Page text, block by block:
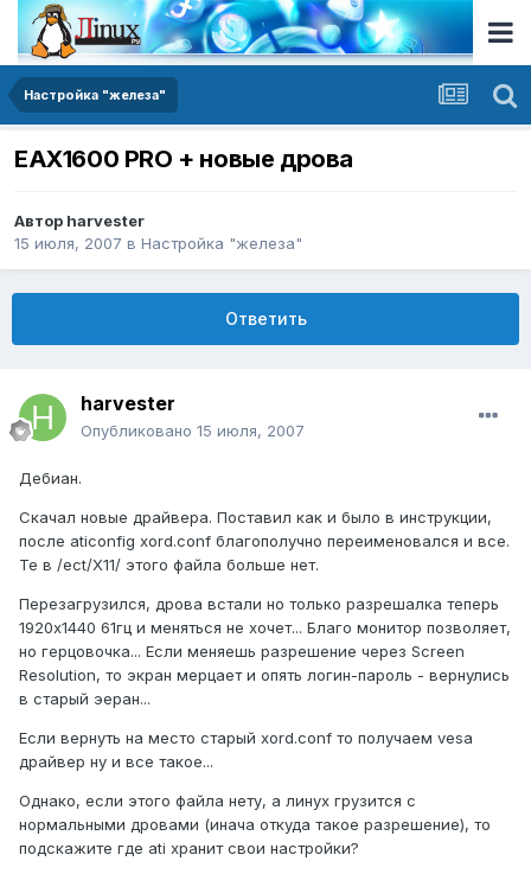
Настройка "железа"
EAX1600 PRO + новые дрова
Автор harvester
15 июля, 2007 в Настройка "железа"
Ответить
harvester
Опубликовано 15 июля, 2007
Дебиан.
Скачал новые драйвера. Поставил как и было в инструкции,
после aticonfig xord.conf благополучно переименовался и все.
Те в /ect/X11/ этого файла больше нет.
Перезагрузился, дрова встали но только разрешалка теперь
1920х1440 61гц и меняться не хочет... Благо монитор позволяет,
но герцовочка... Если меняешь разрешение через Screen
Resolution, то экран мерцает и опять логин-пароль - вернулись
в старый эеран...
Если вернуть на место старый xord.conf то получаем vesa
драйвер ну и все такое...
Однако, если этого файла нету, а линух грузится с
нормальными дровами (инача откуда такое разрешение), то
подскажите где ati хранит свои настройки?